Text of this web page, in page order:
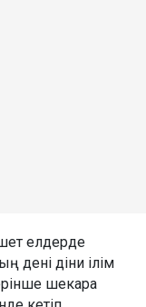
елдерде
дені діни ілім
шекара